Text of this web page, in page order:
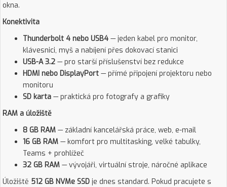
okna.
Konektivita
Thunderbolt 4 nebo USB4 — jeden kabel pro monitor,
klávesnici, myš a nabíjení přes dokovací stanici
USB-A 3.2 — pro starší příslušenství bez redukce
HDMI nebo DisplayPort — přímé připojení projektoru nebo
monitoru
SD karta — praktická pro fotografy a grafiky
RAM a úložiště
8 GB RAM — základní kancelářská práce, web, e-mail
16 GB RAM — komfort pro multitasking, velké tabulky,
Teams + prohlížeč
32 GB RAM — vývojáři, virtuální stroje, náročné aplikace
Úložiště 512 GB NVMe SSD je dnes standard. Pokud pracujete s